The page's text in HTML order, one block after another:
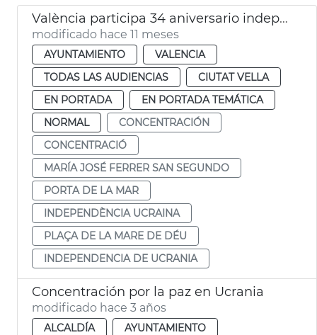
València participa 34 aniversario independencia Ucrania
modificado hace 11 meses
AYUNTAMIENTO
VALENCIA
TODAS LAS AUDIENCIAS
CIUTAT VELLA
EN PORTADA
EN PORTADA TEMÁTICA
NORMAL
CONCENTRACIÓN
CONCENTRACIÓ
MARÍA JOSÉ FERRER SAN SEGUNDO
PORTA DE LA MAR
INDEPENDÈNCIA UCRAINA
PLAÇA DE LA MARE DE DÉU
INDEPENDENCIA DE UCRANIA
Concentración por la paz en Ucrania
modificado hace 3 años
ALCALDÍA
AYUNTAMIENTO